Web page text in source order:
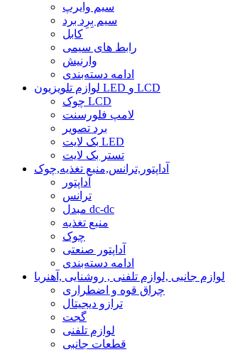
سیم وایرپ
سیم بِرِد برد
کابل
رابط های سیمی
وارنیش
ادامه دسته‌بندی
لوازم تلویزیون LED و LCD
چوک LCD
لامپ فلورسنت
برد تصویر
بک لایت LED
تستر بک لایت
آداپتور,ترانس,منبع تغذیه,چوک
آداپتور
ترانس
مبدل dc-dc
منبع تغذیه
چوک
آداپتور صنعتی
ادامه دسته‌بندی
لوازم جانبی ,لوازم تلفنی , روشنایی ,آهنربا
چراق قوه و اضطراری
ترازو دیجیتال
گجت
لوازم تلفنی
قطعات جانبی